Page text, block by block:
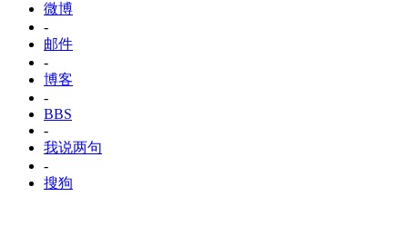
微博
-
邮件
-
博客
-
BBS
-
我说两句
-
搜狗